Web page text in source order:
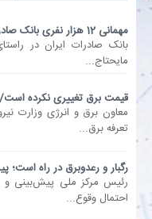
اقتصاد
مهمانی 12 هزار نفری بانک صادرات ایران/ حمایت از...
​بانک صادرات ایران در
مایحتاج...
قیمت برق تغییری نکرده است/
معاون برق و انرژی وزارت
تعرفه برق...
رگبار و رعدوبرق در راه
رئیس مرکز ملی پیش‌بینی و
احتمال وقوع...